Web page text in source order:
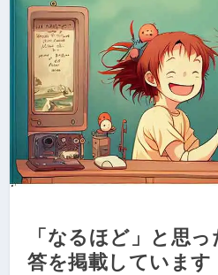
「なるほど」と思
答を掲載しています